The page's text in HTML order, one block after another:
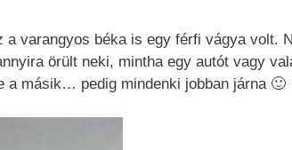
varangyos béka is egy férfi vágya volt.
örült neki, mintha egy autót vagy
a másik… pedig mindenki jobban járna 🙂